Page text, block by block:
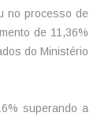
no processo de
de 11,36%
do Ministério
superando a